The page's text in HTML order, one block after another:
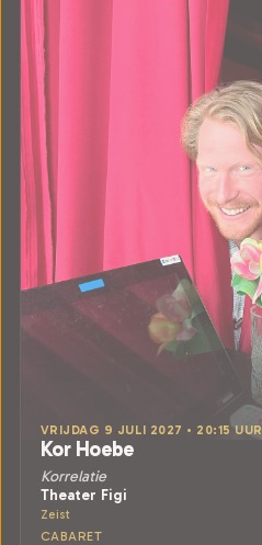
VRIJDAG 9 JULI 2027 • 20:15 UUR
Kor Hoebe
Korrelatie
Theater Figi
Zeist
CABARET